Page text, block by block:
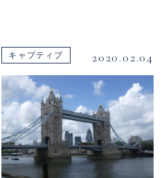
キャプティブ 2020.02.04